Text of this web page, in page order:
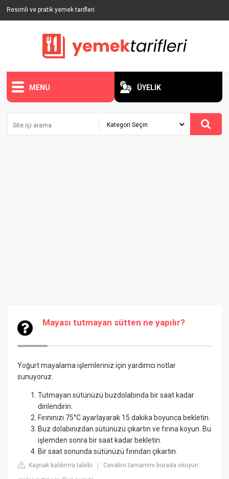
Resimli ve pratik yemek tarifleri
MENU ÜYELİK
Mayası tutmayan sütten ne yapılır?
Yoğurt mayalama işlemleriniz için yardımcı notlar
sunuyoruz.
Tutmayan sütünüzü buzdolabında bir saat kadar
dinlendirin.
Fırınınızı 75°C ayarlayarak 15 dakika boyunca bekletin.
Buz dolabınızdan sütünüzü çıkartın ve fırına koyun. Bu
işlemden sonra bir saat kadar bekletin.
Bir saat sonunda sütünüzü fırından çıkartın.
Kaynak kaldırma talebi |Cevabın tamamını burada okuyun: